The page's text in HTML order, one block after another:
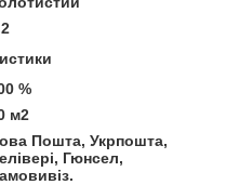
%
м2
Пошта, Укрпошта,
Гюнсел,